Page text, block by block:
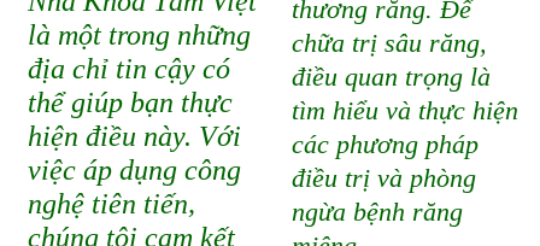
là một trong những
địa chỉ tin cậy có
thể giúp bạn thực
hiện điều này. Với
việc áp dụng công
nghệ tiên tiến,
chúng tôi cam kết
thương răng. Để
chữa trị sâu răng,
điều quan trọng là
tìm hiểu và thực hiện
các phương pháp
điều trị và phòng
ngừa bệnh răng